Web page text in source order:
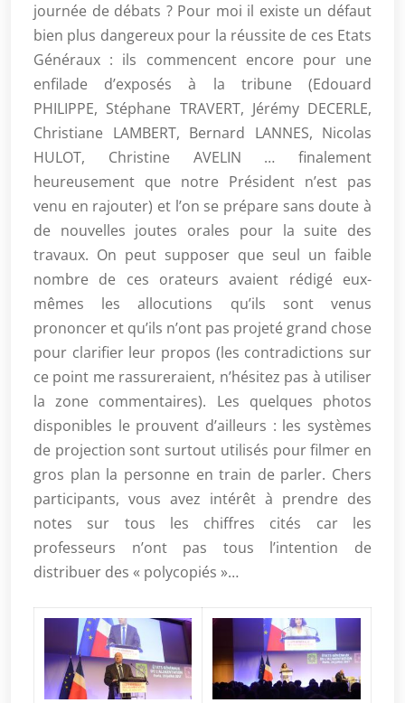
journée de débats ? Pour moi il existe un défaut
bien plus dangereux pour la réussite de ces Etats
Généraux : ils commencent encore pour une
enfilade d’exposés à la tribune (Edouard
PHILIPPE, Stéphane TRAVERT, Jérémy DECERLE,
Christiane LAMBERT, Bernard LANNES, Nicolas
HULOT, Christine AVELIN … finalement
heureusement que notre Président n’est pas
venu en rajouter) et l’on se prépare sans doute à
de nouvelles joutes orales pour la suite des
travaux. On peut supposer que seul un faible
nombre de ces orateurs avaient rédigé eux-
mêmes les allocutions qu’ils sont venus
prononcer et qu’ils n’ont pas projeté grand chose
pour clarifier leur propos (les contradictions sur
ce point me rassureraient, n’hésitez pas à utiliser
la zone commentaires). Les quelques photos
disponibles le prouvent d’ailleurs : les systèmes
de projection sont surtout utilisés pour filmer en
gros plan la personne en train de parler. Chers
participants, vous avez intérêt à prendre des
notes sur tous les chiffres cités car les
professeurs n’ont pas tous l’intention de
distribuer des « polycopiés »…